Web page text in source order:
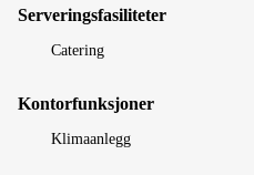
Serveringsfasiliteter
Catering
Kontorfunksjoner
Klimaanlegg